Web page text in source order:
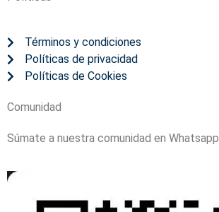
Términos y condiciones
Políticas de privacidad
Políticas de Cookies
Comunidad
Súmate a nuestra comunidad en Whatsapp